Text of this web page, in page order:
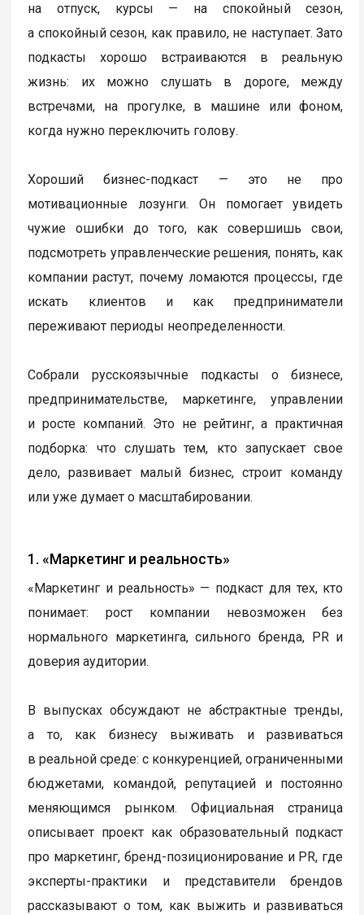
на отпуск, курсы — на спокойный сезон,
а спокойный сезон, как правило, не наступает. Зато
подкасты хорошо встраиваются в реальную
жизнь: их можно слушать в дороге, между
встречами, на прогулке, в машине или фоном,
когда нужно переключить голову.
Хороший бизнес-подкаст — это не про
мотивационные лозунги. Он помогает увидеть
чужие ошибки до того, как совершишь свои,
подсмотреть управленческие решения, понять, как
компании растут, почему ломаются процессы, где
искать клиентов и как предприниматели
переживают периоды неопределенности.
Собрали русскоязычные подкасты о бизнесе,
предпринимательстве, маркетинге, управлении
и росте компаний. Это не рейтинг, а практичная
подборка: что слушать тем, кто запускает свое
дело, развивает малый бизнес, строит команду
или уже думает о масштабировании.
1. «Маркетинг и реальность»
«Маркетинг и реальность» — подкаст для тех, кто
понимает: рост компании невозможен без
нормального маркетинга, сильного бренда, PR и
доверия аудитории.
В выпусках обсуждают не абстрактные тренды,
а то, как бизнесу выживать и развиваться
в реальной среде: с конкуренцией, ограниченными
бюджетами, командой, репутацией и постоянно
меняющимся рынком. Официальная страница
описывает проект как образовательный подкаст
про маркетинг, бренд-позиционирование и PR, где
эксперты-практики и представители брендов
рассказывают о том, как выжить и развиваться